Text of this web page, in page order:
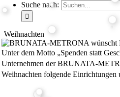
Suche nach:
Weihnachten
Unter dem Motto „Spenden statt
Unternehmen der BRUNATA-
Weihnachten folgende Einrichtungen